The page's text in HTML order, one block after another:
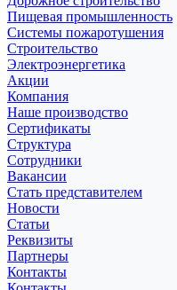
Пищевая промышленность
Системы пожаротушения
Строительство
Электроэнергетика
Акции
Компания
Наше производство
Сертификаты
Структура
Сотрудники
Вакансии
Стать представителем
Новости
Статьи
Реквизиты
Партнеры
Контакты